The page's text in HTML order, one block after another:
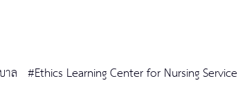
าล #Ethics Learning Center for Nursing Service